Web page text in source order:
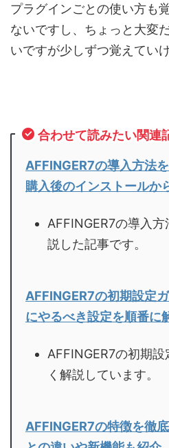
プラグインごとの使い方も
ないですし、ちょっと大変
いですが少しずつ覚えてい
合わせて読みたい関連
AFFINGER7の導入方法
購入後のインストールか
AFFINGER7の導入
説した記事です。
AFFINGER7の初期設定
にやるべき設定を順番に
AFFINGER7の初期
く解説しています。
AFFINGER7の特徴を徹